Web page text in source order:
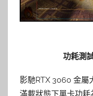
功耗測
影馳RTX 3060 金屬
滿載狀態下單卡功